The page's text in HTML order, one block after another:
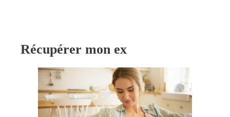
Récupérer mon ex